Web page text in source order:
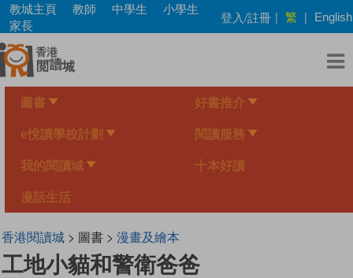
Skip
main
content
教城主頁 教師 中學生
小學生
家長
登入/註冊 | 繁 | English
圖書 好書推介
e悅讀學校計劃 閱讀服務
我的閱讀城 十本好讀
漫話生活
香港閱讀城> 圖書 > 漫畫及繪本
工地小貓和警衛爸爸